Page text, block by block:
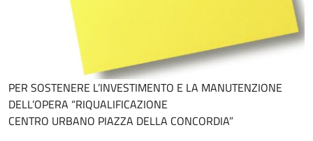
PER SOSTENERE L’INVESTIMENTO E LA MANUTENZIONE
DELL’OPERA “RIQUALIFICAZIONE
CENTRO URBANO PIAZZA DELLA CONCORDIA”